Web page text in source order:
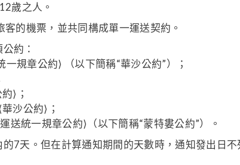
歲之人。
的機票，並共同構成單一運送契約。
約：
規章公約⟩ （以下簡稱“華沙公約”）；
⟩；
沙公約⟩；
統一規章公約⟩（以下簡稱“蒙特婁公約”）。
7天。但在計算通知期間的天數時，通知發出日